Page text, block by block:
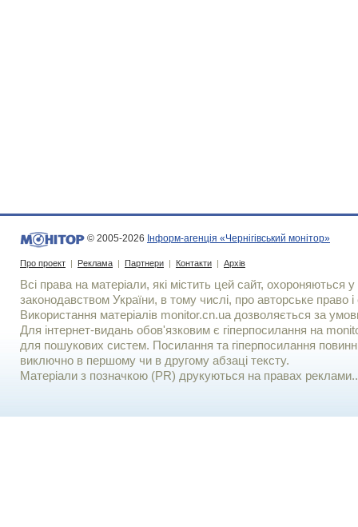
© 2005-2026 Інформ-агенція «Чернігівський монітор»
Про проект | Реклама | Партнери | Контакти | Архів
Всі права на матеріали, які містить цей сайт, охороняються у
законодавством України, в тому числі, про авторське право і
Використання матерiалiв monitor.cn.ua дозволяється за
Для iнтернет-видань обов'язковим є гiперпосилання на
для пошукових систем. Посилання та гіперпосилання
виключно в першому чи в другому абзаці тексту.
Матеріали з позначкою (PR) друкуються на правах реклами..